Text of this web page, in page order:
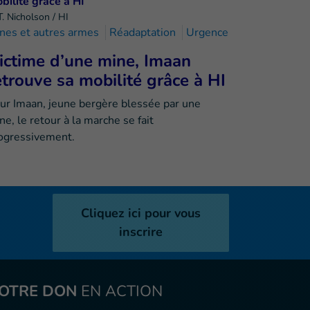
Nicholson / HI
et autres armes Réadaptation Urgence
d’une mine, Imaan
sa mobilité grâce à HI
Imaan, jeune bergère blessée par une
le retour à la marche se fait
Cliquez ici pour vous
inscrire
DON EN ACTION